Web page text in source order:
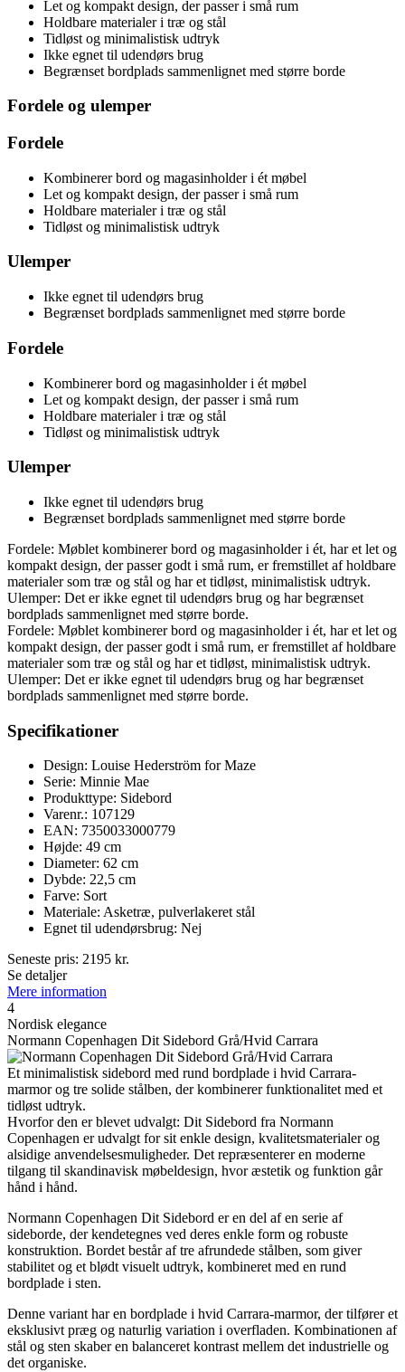
Let og kompakt design, der passer i små rum
Holdbare materialer i træ og stål
Tidløst og minimalistisk udtryk
Ikke egnet til udendørs brug
Begrænset bordplads sammenlignet med større borde
Fordele og ulemper
Fordele
Kombinerer bord og magasinholder i ét møbel
Let og kompakt design, der passer i små rum
Holdbare materialer i træ og stål
Tidløst og minimalistisk udtryk
Ulemper
Ikke egnet til udendørs brug
Begrænset bordplads sammenlignet med større borde
Fordele
Kombinerer bord og magasinholder i ét møbel
Let og kompakt design, der passer i små rum
Holdbare materialer i træ og stål
Tidløst og minimalistisk udtryk
Ulemper
Ikke egnet til udendørs brug
Begrænset bordplads sammenlignet med større borde
Fordele: Møblet kombinerer bord og magasinholder i ét, har et let og
kompakt design, der passer godt i små rum, er fremstillet af holdbare
materialer som træ og stål og har et tidløst, minimalistisk udtryk.
Ulemper: Det er ikke egnet til udendørs brug og har begrænset
bordplads sammenlignet med større borde.
Fordele: Møblet kombinerer bord og magasinholder i ét, har et let og
kompakt design, der passer godt i små rum, er fremstillet af holdbare
materialer som træ og stål og har et tidløst, minimalistisk udtryk.
Ulemper: Det er ikke egnet til udendørs brug og har begrænset
bordplads sammenlignet med større borde.
Specifikationer
Design: Louise Hederström for Maze
Serie: Minnie Mae
Produkttype: Sidebord
Varenr.: 107129
EAN: 7350033000779
Højde: 49 cm
Diameter: 62 cm
Dybde: 22,5 cm
Farve: Sort
Materiale: Asketræ, pulverlakeret stål
Egnet til udendørsbrug: Nej
Seneste pris: 2195 kr.
Se detaljer
Mere information
4
Nordisk elegance
Normann Copenhagen Dit Sidebord Grå/Hvid Carrara
Et minimalistisk sidebord med rund bordplade i hvid Carrara-
marmor og tre solide stålben, der kombinerer funktionalitet med et
tidløst udtryk.
Hvorfor den er blevet udvalgt: Dit Sidebord fra Normann
Copenhagen er udvalgt for sit enkle design, kvalitetsmaterialer og
alsidige anvendelsesmuligheder. Det repræsenterer en moderne
tilgang til skandinavisk møbeldesign, hvor æstetik og funktion går
hånd i hånd.
Normann Copenhagen Dit Sidebord er en del af en serie af
sideborde, der kendetegnes ved deres enkle form og robuste
konstruktion. Bordet består af tre afrundede stålben, som giver
stabilitet og et blødt visuelt udtryk, kombineret med en rund
bordplade i sten.
Denne variant har en bordplade i hvid Carrara-marmor, der tilfører et
eksklusivt præg og naturlig variation i overfladen. Kombinationen af
stål og sten skaber en balanceret kontrast mellem det industrielle og
det organiske.